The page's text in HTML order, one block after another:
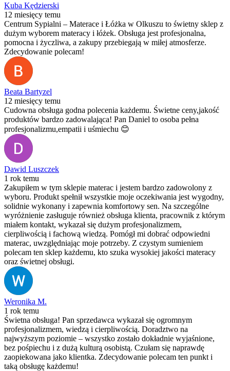
Kuba Kędzierski
12 miesięcy temu
Centrum Sypialni – Materace i Łóżka w Olkuszu to świetny sklep z
dużym wyborem materacy i łóżek. Obsługa jest profesjonalna,
pomocna i życzliwa, a zakupy przebiegają w miłej atmosferze.
Zdecydowanie polecam!
Beata Bartyzel
12 miesięcy temu
Cudowna obsługa godna polecenia każdemu. Świetne ceny,jakość
produktów bardzo zadowalająca! Pan Daniel to osoba pełna
profesjonalizmu,empatii i uśmiechu 😊
Dawid Luszczek
1 rok temu
Zakupiłem w tym sklepie materac i jestem bardzo zadowolony z
wyboru. Produkt spełnił wszystkie moje oczekiwania jest wygodny,
solidnie wykonany i zapewnia komfortowy sen. Na szczególne
wyróżnienie zasługuje również obsługa klienta, pracownik z którym
miałem kontakt, wykazał się dużym profesjonalizmem,
cierpliwością i fachową wiedzą. Pomógł mi dobrać odpowiedni
materac, uwzględniając moje potrzeby. Z czystym sumieniem
polecam ten sklep każdemu, kto szuka wysokiej jakości materacy
oraz świetnej obsługi.
Weronika M.
1 rok temu
Świetna obsługa! Pan sprzedawca wykazał się ogromnym
profesjonalizmem, wiedzą i cierpliwością. Doradztwo na
najwyższym poziomie – wszystko zostało dokładnie wyjaśnione,
bez pośpiechu i z dużą kulturą osobistą. Czułam się naprawdę
zaopiekowana jako klientka. Zdecydowanie polecam ten punkt i
taką obsługę każdemu!